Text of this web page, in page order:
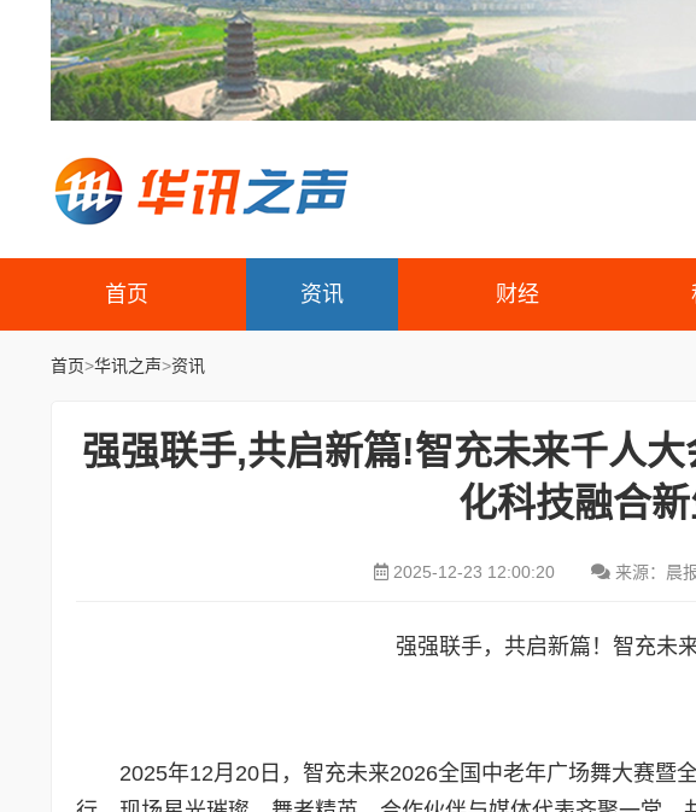
首页 资讯 财经
首页>华讯之声>资讯
强强联手,共启新篇!智充未来千人
化科技融合
2025-12-23 12:00:20 来源：晨
强强联手，共启新篇！智充未
2025年12月20日，智充未来2026全国中老年广场舞大赛暨